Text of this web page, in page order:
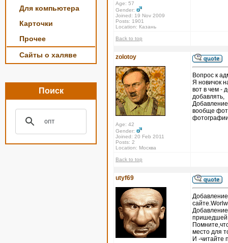
Для компьютера
Карточки
Прочее
Сайты о халяве
Поиск
Age: 57
Gender:
Joined: 19 Nov 2009
Posts: 1901
Location: Казань
Back to top
zolotoy
Age: 42
Gender:
Joined: 20 Feb 2011
Posts: 2
Location: Москва
Вопрос к
Я новичок
вот в чем -
добавлять,
вообще
Back to top
utyf69
пришедшей
место для
И -читайте